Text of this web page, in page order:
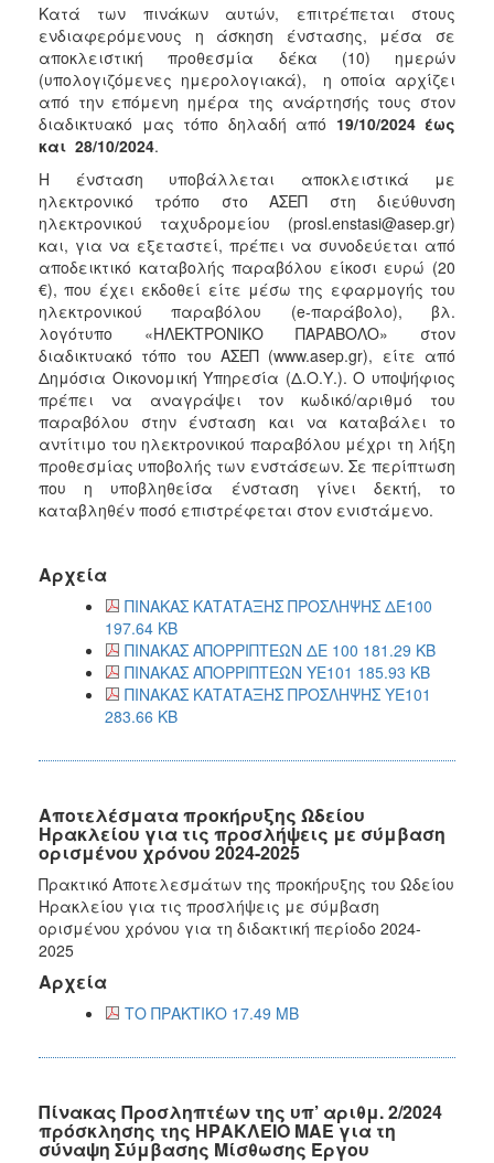
Κατά των πινάκων αυτών, επιτρέπεται στους
ενδιαφερόμενους η άσκηση ένστασης, μέσα σε
αποκλειστική προθεσμία δέκα (10) ημερών
(υπολογιζόμενες ημερολογιακά), η οποία αρχίζει
από την επόμενη ημέρα της ανάρτησής τους στον
διαδικτυακό μας τόπο δηλαδή από 19/10/2024 έως
και 28/10/2024.
Η ένσταση υποβάλλεται αποκλειστικά με
ηλεκτρονικό τρόπο στο ΑΣΕΠ στη διεύθυνση
ηλεκτρονικού ταχυδρομείου (prosl.enstasi@asep.gr)
και, για να εξεταστεί, πρέπει να συνοδεύεται από
αποδεικτικό καταβολής παραβόλου είκοσι ευρώ (20
€), που έχει εκδοθεί είτε μέσω της εφαρμογής του
ηλεκτρονικού παραβόλου (e-παράβολο), βλ.
λογότυπο «ΗΛΕΚΤΡΟΝΙΚΟ ΠΑΡΑΒΟΛΟ» στον
διαδικτυακό τόπο του ΑΣΕΠ (www.asep.gr), είτε από
Δημόσια Οικονομική Υπηρεσία (Δ.Ο.Υ.). Ο υποψήφιος
πρέπει να αναγράψει τον κωδικό/αριθμό του
παραβόλου στην ένσταση και να καταβάλει το
αντίτιμο του ηλεκτρονικού παραβόλου μέχρι τη λήξη
προθεσμίας υποβολής των ενστάσεων. Σε περίπτωση
που η υποβληθείσα ένσταση γίνει δεκτή, το
καταβληθέν ποσό επιστρέφεται στον ενιστάμενο.
Αρχεία
ΠΙΝΑΚΑΣ ΚΑΤΑΤΑΞΗΣ ΠΡΟΣΛΗΨΗΣ ΔΕ100
197.64 KB
ΠΙΝΑΚΑΣ ΑΠΟΡΡΙΠΤΕΩΝ ΔΕ 100 181.29 KB
ΠΙΝΑΚΑΣ ΑΠΟΡΡΙΠΤΕΩΝ ΥΕ101 185.93 KB
ΠΙΝΑΚΑΣ ΚΑΤΑΤΑΞΗΣ ΠΡΟΣΛΗΨΗΣ ΥΕ101
283.66 KB
Αποτελέσματα προκήρυξης Ωδείου
Ηρακλείου για τις προσλήψεις με σύμβαση
ορισμένου χρόνου 2024-2025
Πρακτικό Αποτελεσμάτων της προκήρυξης του Ωδείου
Ηρακλείου για τις προσλήψεις με σύμβαση
ορισμένου χρόνου για τη διδακτική περίοδο 2024-
2025
Αρχεία
ΤΟ ΠΡΑΚΤΙΚΟ 17.49 MB
Πίνακας Προσληπτέων της υπ’ αριθμ. 2/2024
πρόσκλησης της ΗΡΑΚΛΕΙΟ ΜΑΕ για τη
σύναψη Σύμβασης Μίσθωσης Έργου